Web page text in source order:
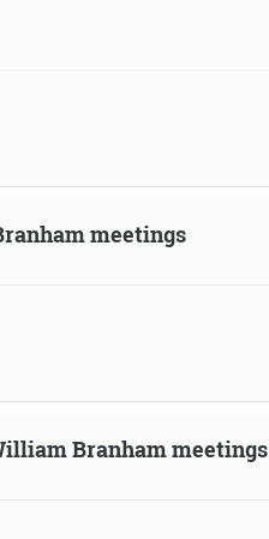
meetings
Branham meetings